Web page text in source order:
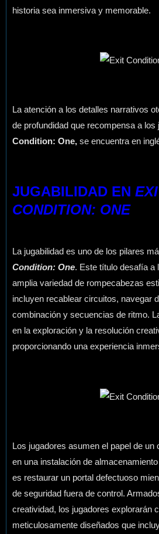
historia sea inmersiva y memorable.
La atención a los detalles narrativos
de profundidad que recompensa a los
Condition: One, se encuentra en
JUGABILIDAD EN
CONDITION: ONE
La jugabilidad es uno de los pilares
Condition: One. Este título desafía a
amplia variedad de rompecabezas
incluyen recablear circuitos, navegar
combinación y secuencias de ritmo.
en la exploración y la resolución
proporcionando una experiencia
Los jugadores asumen el papel de un
en una instalación de
es restaurar un portal defectuoso
de seguridad fuera de control.
creatividad, los jugadores explorarán
meticulosamente diseñados que